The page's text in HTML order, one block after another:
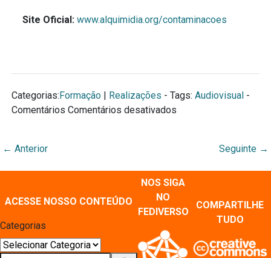
Site Oficial: www.alquimidia.org/contaminacoes
Categorias: Formação Realizações - Tags: Audiovisual -
Comentários Comentários desativadosem
← Anterior Seguinte →
ACESSE NOSSO CONTEÚDO
Categorias
NOS SIGA
NO
FEDIVERSO
COMPARTILHE
TUDO